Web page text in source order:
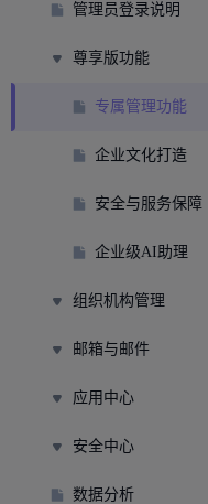
管理员登录说明
尊享版功能
专属管理功能
企业文化打造
安全与服务保障
企业级AI助理
组织机构管理
邮箱与邮件
应用中心
安全中心
数据分析